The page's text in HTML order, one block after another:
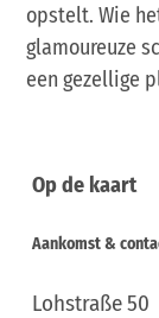
opstelt. Wie
glamoureuze
een gezellige
Op de kaart
Aankomst &
Lohstraße 50